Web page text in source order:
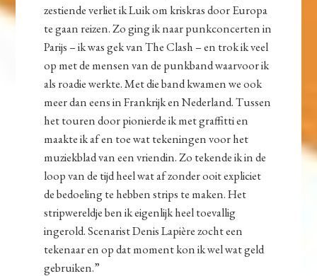
zestiende verliet ik Luik om kriskras door Europa
te gaan reizen. Zo ging ik naar punkconcerten in
Parijs – ik was gek van The Clash – en trok ik veel
op met de mensen van de punkband waarvoor ik
als roadie werkte. Met die band kwamen we ook
meer dan eens in Frankrijk en Nederland. Tussen
het touren door pionierde ik met graffitti en
maakte ik af en toe wat tekeningen voor het
muziekblad van een vriendin. Zo tekende ik in de
loop van de tijd heel wat af zonder ooit expliciet
de bedoeling te hebben strips te maken. Het
stripwereldje ben ik eigenlijk heel toevallig
ingerold. Scenarist Denis Lapière zocht een
tekenaar en op dat moment kon ik wel wat geld
gebruiken.”